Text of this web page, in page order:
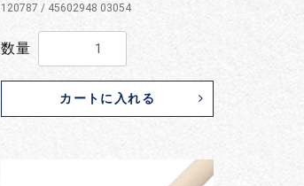
120787 / 45602948 03054
数量
カートに入れる